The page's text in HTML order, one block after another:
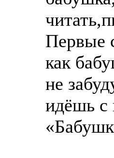
Первые
как
не
идёшь с